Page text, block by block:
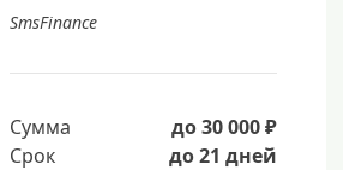
SmsFinance
Сумма
до 30 000 ₽
Срок
до 21 дней